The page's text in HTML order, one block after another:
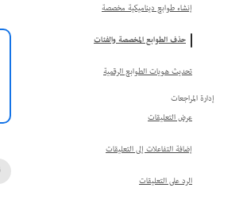
إنشاء طوابع ديناميكية مخصصة
حذف الطوابع المخصصة والفئات
تحديث هويات الطوابع الرقمية
إدارة المراجعات
عرض التعليقات
إضافة التفاعلات إلى التعليقات
الرد على التعليقات